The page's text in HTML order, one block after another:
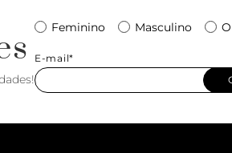
Feminino Masculino
E-mail*